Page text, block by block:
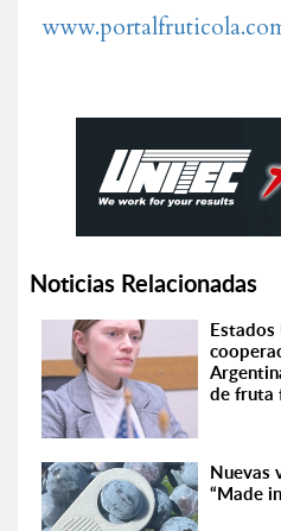
Noticias Relacionadas
de fruta
Nuevas
“Made